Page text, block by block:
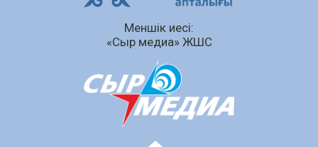
Сыбайлас жемқорлық
Аумақтан тыс соттылық – сот төрелігінің
ашықтығы мен қолжетімділігін арттыру
Меншік иесі:
«Сыр медиа» ЖШС